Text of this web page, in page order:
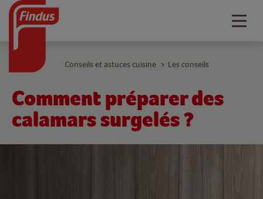
Comment préparer des
calamars surgelés ?
Conseils et astuces cuisine > Les conseils